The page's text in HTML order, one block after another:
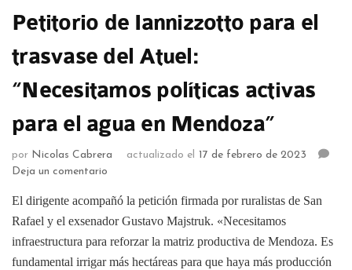
Petitorio de Iannizzotto para el
trasvase del Atuel:
“Necesitamos políticas activas
para el agua en Mendoza”
por Nicolas Cabrera actualizado el 17 de febrero de 2023
Deja un comentario
El dirigente acompañó la petición firmada por ruralistas de San
Rafael y el exsenador Gustavo Majstruk. «Necesitamos
infraestructura para reforzar la matriz productiva de Mendoza. Es
fundamental irrigar más hectáreas para que haya más producción